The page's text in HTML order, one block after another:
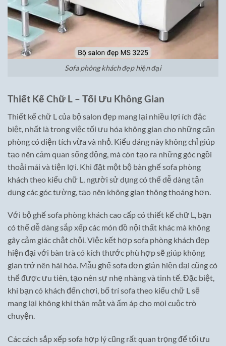
Sofa phòng khách đẹp hiện đại
Thiết Kế Chữ L – Tối Ưu Không Gian
Thiết kế chữ L của bộ salon đẹp mang lại nhiều lợi ích đặc
biệt, nhất là trong việc tối ưu hóa không gian cho những căn
phòng có diện tích vừa và nhỏ. Kiểu dáng này không chỉ giúp
tạo nên cảm quan sống động, mà còn tạo ra những góc ngồi
thoải mái và tiện lợi. Khi đặt một bộ bàn ghế sofa phòng
khách theo kiểu chữ L, người sử dụng có thể dễ dàng tận
dụng các góc tường, tạo nên không gian thông thoáng hơn.
Với bộ ghế sofa phòng khách cao cấp có thiết kế chữ L, bạn
có thể dễ dàng sắp xếp các món đồ nội thất khác mà không
gây cảm giác chật chội. Việc kết hợp sofa phòng khách đẹp
hiện đại với bàn trà có kích thước phù hợp sẽ giúp không
gian trở nên hài hòa. Mẫu ghế sofa đơn giản hiện đại cũng có
thể được ưu tiên, tạo nên sự nhẹ nhàng và tinh tế. Đặc biệt,
khi bạn có khách đến chơi, bố trí sofa theo kiểu chữ L sẽ
mang lại không khí thân mật và ấm áp cho mọi cuộc trò
chuyện.
Các cách sắp xếp sofa hợp lý cũng rất quan trọng để tối ưu